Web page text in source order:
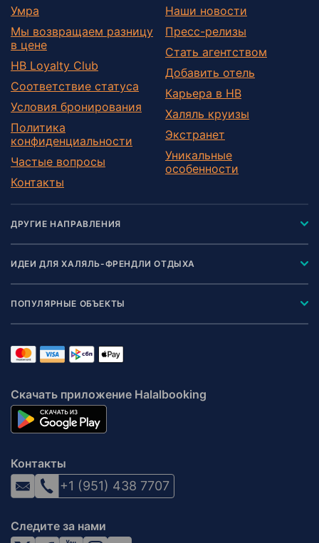
Умра
Мы возвращаем разницу
в цене
HB Loyalty Club
Соответствие статуса
Условия бронирования
Политика
конфиденциальности
Частые вопросы
Контакты
Наши новости
Пресс-релизы
Стать агентством
Добавить отель
Карьера в HB
Халяль круизы
Экстранет
Уникальные
особенности
ДРУГИЕ НАПРАВЛЕНИЯ
ИДЕИ ДЛЯ ХАЛЯЛЬ-ФРЕНДЛИ ОТДЫХА
ПОПУЛЯРНЫЕ ОБЪЕКТЫ
Скачать приложение Halalbooking
Контакты
+1 (951) 438 7707
Следите за нами